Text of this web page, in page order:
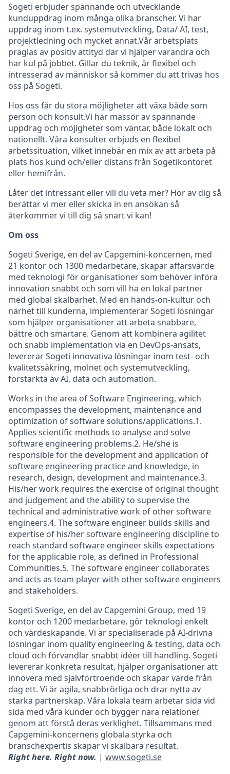
Sogeti erbjuder spännande och utvecklande
kunduppdrag inom många olika branscher. Vi har
uppdrag inom t.ex. systemutveckling, Data/ AI, test,
projektledning och mycket annat.Vår arbetsplats
präglas av positiv attityd där vi hjälper varandra och
har kul på jobbet. Gillar du teknik, är flexibel och
intresserad av människor så kommer du att trivas hos
oss på Sogeti.
Hos oss får du stora möjligheter att växa både som
person och konsult.Vi har massor av spännande
uppdrag och möjigheter som väntar, både lokalt och
nationellt. Våra konsulter erbjuds en flexibel
arbetssituation, vilket innebär en mix av att arbeta på
plats hos kund och/eller distans från Sogetikontoret
eller hemifrån.
Låter det intressant eller vill du veta mer? Hör av dig så
berättar vi mer eller skicka in en ansökan så
återkommer vi till dig så snart vi kan!
Om oss
Sogeti Sverige, en del av Capgemini-koncernen, med
21 kontor och 1300 medarbetare, skapar affärsvärde
med teknologi för organisationer som behöver införa
innovation snabbt och som vill ha en lokal partner
med global skalbarhet. Med en hands-on-kultur och
närhet till kunderna, implementerar Sogeti lösningar
som hjälper organisationer att arbeta snabbare,
bättre och smartare. Genom att kombinera agilitet
och snabb implementation via en DevOps-ansats,
levererar Sogeti innovativa lösningar inom test- och
kvalitetssäkring, molnet och systemutveckling,
förstärkta av AI, data och automation.
Works in the area of Software Engineering, which
encompasses the development, maintenance and
optimization of software solutions/applications.1.
Applies scientific methods to analyse and solve
software engineering problems.2. He/she is
responsible for the development and application of
software engineering practice and knowledge, in
research, design, development and maintenance.3.
His/her work requires the exercise of original thought
and judgement and the ability to supervise the
technical and administrative work of other software
engineers.4. The software engineer builds skills and
expertise of his/her software engineering discipline to
reach standard software engineer skills expectations
for the applicable role, as defined in Professional
Communities.5. The software engineer collaborates
and acts as team player with other software engineers
and stakeholders.
Sogeti Sverige, en del av Capgemini Group, med 19
kontor och 1200 medarbetare, gör teknologi enkelt
och värdeskapande. Vi är specialiserade på AI-drivna
lösningar inom quality engineering & testing, data och
cloud och förvandlar snabbt idéer till handling. Sogeti
levererar konkreta resultat, hjälper organisationer att
innovera med självförtroende och skapar värde från
dag ett. Vi är agila, snabbrörliga och drar nytta av
starka partnerskap. Våra lokala team arbetar sida vid
sida med våra kunder och bygger nära relationer
genom att förstå deras verklighet. Tillsammans med
Capgemini-koncernens globala styrka och
branschexpertis skapar vi skalbara resultat.
Right here. Right now. | www.sogeti.se